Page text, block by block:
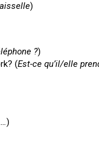
)
?)
(Est-ce qu’il/elle
)